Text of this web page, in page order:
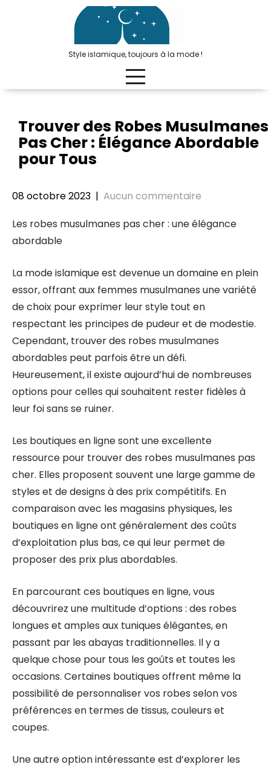
Style islamique, toujours à la mode !
Trouver des Robes Musulmanes
Pas Cher : Élégance Abordable
pour Tous
08 octobre 2023 | Aucun commentaire
Les robes musulmanes pas cher : une élégance
abordable
La mode islamique est devenue un domaine en plein
essor, offrant aux femmes musulmanes une variété
de choix pour exprimer leur style tout en
respectant les principes de pudeur et de modestie.
Cependant, trouver des robes musulmanes
abordables peut parfois être un défi.
Heureusement, il existe aujourd’hui de nombreuses
options pour celles qui souhaitent rester fidèles à
leur foi sans se ruiner.
Les boutiques en ligne sont une excellente
ressource pour trouver des robes musulmanes pas
cher. Elles proposent souvent une large gamme de
styles et de designs à des prix compétitifs. En
comparaison avec les magasins physiques, les
boutiques en ligne ont généralement des coûts
d’exploitation plus bas, ce qui leur permet de
proposer des prix plus abordables.
En parcourant ces boutiques en ligne, vous
découvrirez une multitude d’options : des robes
longues et amples aux tuniques élégantes, en
passant par les abayas traditionnelles. Il y a
quelque chose pour tous les goûts et toutes les
occasions. Certaines boutiques offrent même la
possibilité de personnaliser vos robes selon vos
préférences en termes de tissus, couleurs et
coupes.
Une autre option intéressante est d’explorer les